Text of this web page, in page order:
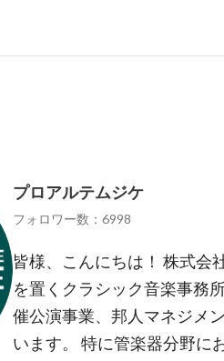
プロアルテムジケ
フォロワー数：6998
皆様、こんにちは！ 株式会
を置くクラシック音楽事務
催公演事業、邦人マネジメ
います。 特に管楽器分野に